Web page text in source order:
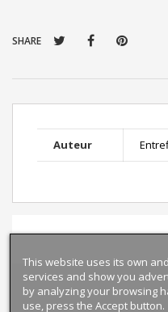
SHARE
Auteur
This website uses its own
services and show you
by analyzing your browsing
use, press the Accept button.